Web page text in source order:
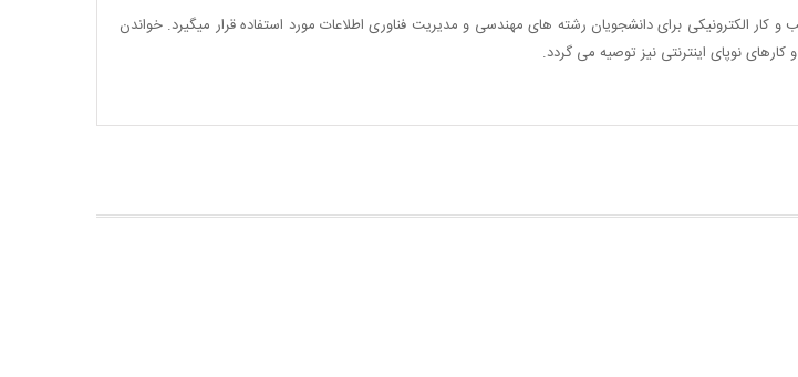
الکترونیکی برای دانشجویان رشته های مهندسی و مدیریت فناوری اطلاعات مورد استفاده قرار میگیرد. خواندن
نوپای اینترنتی نیز توصیه می گردد.